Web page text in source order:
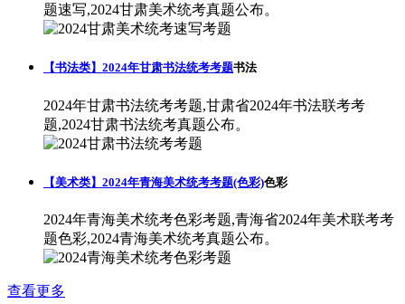
题速写,2024甘肃美术统考真题公布。
【书法类】2024年甘肃书法统考考题书法
2024年甘肃书法统考考题,甘肃省2024年书法联考考
题,2024甘肃书法统考真题公布。
【美术类】2024年青海美术统考考题(色彩)色彩
2024年青海美术统考色彩考题,青海省2024年美术联考考
题色彩,2024青海美术统考真题公布。
查看更多